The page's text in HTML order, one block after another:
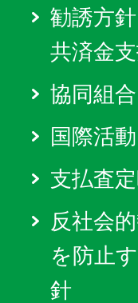
勧誘方
共済金
協同組
国際活動
支払査
反社会
を防止
針